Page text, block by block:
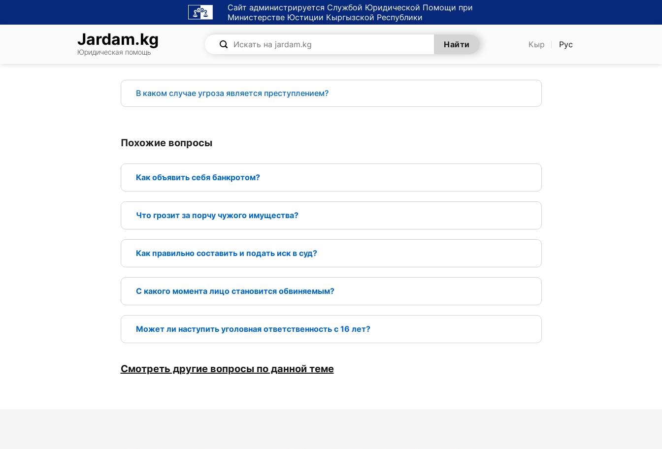
Сайт администрируется Службой Юридической Помощи при
Министерстве Юстиции Кыргызской Республики
Jardam.kg
Юридическая помощь
Найти Кыр Рус
В каком случае угроза является преступлением?
Похожие вопросы
Как объявить себя банкротом?
Что грозит за порчу чужого имущества?
Как правильно составить и подать иск в суд?
С какого момента лицо становится обвиняемым?
Может ли наступить уголовная ответственность с 16 лет?
Смотреть другие вопросы по данной теме